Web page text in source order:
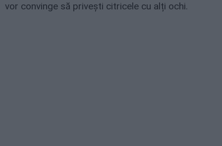
vor convinge să privești citricele cu alți ochi.